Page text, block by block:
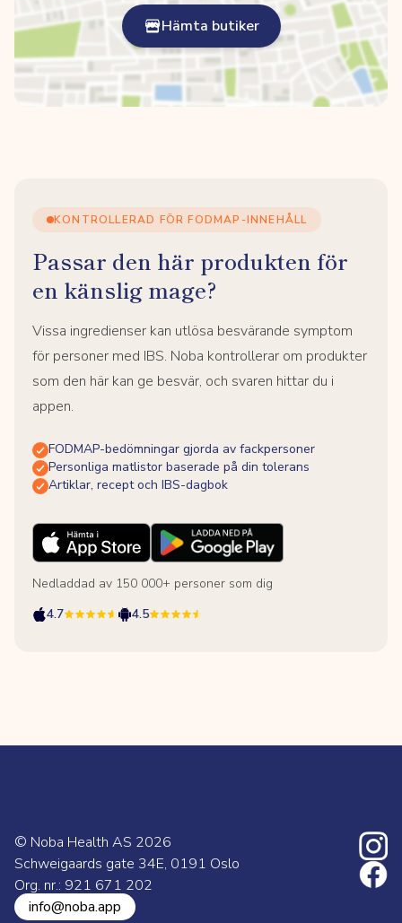
Hämta butiker
KONTROLLERAD FÖR FODMAP-INNEHÅLL
Passar den här produkten för
en känslig mage?
Vissa ingredienser kan utlösa besvärande symptom
för personer med IBS. Noba kontrollerar om produkter
som den här kan ge besvär, och svaren hittar du i
appen.
FODMAP-bedömningar gjorda av fackpersoner
Personliga matlistor baserade på din tolerans
Artiklar, recept och IBS-dagbok
Nedladdad av 150 000+ personer som dig
4.7
4.5
© Noba Health AS 2026
Schweigaards gate 34E, 0191 Oslo
Org. nr.: 921 671 202
info@noba.app